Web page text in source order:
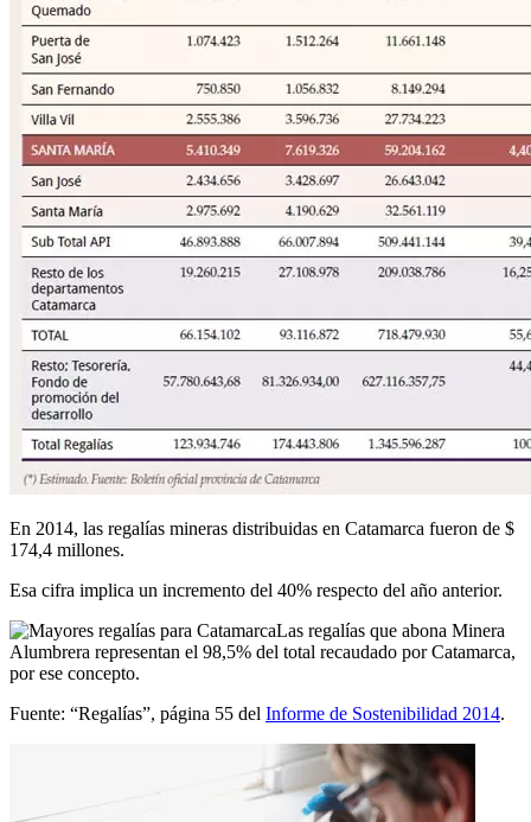
En 2014, las regalías mineras distribuidas en Catamarca fueron de $
174,4 millones.
Esa cifra implica un incremento del 40% respecto del año anterior.
Las regalías que abona Minera
Alumbrera representan el 98,5% del total recaudado por Catamarca,
por ese concepto.
Fuente: “Regalías”, página 55 del Informe de Sostenibilidad 2014.